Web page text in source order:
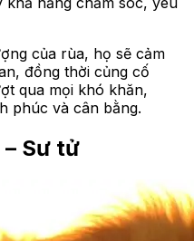
của rùa, họ sẽ cảm
đồng thời củng cố
qua mọi khó khăn,
phúc và cân bằng.
Sư tử